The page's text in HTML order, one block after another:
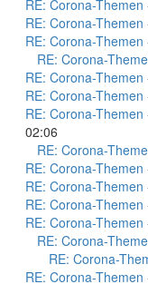
RE: Corona-Themen
RE: Corona-Themen
RE: Corona-Themen
RE: Corona-
RE: Corona-Themen
RE: Corona-Themen
RE: Corona-Themen
02:06
RE: Corona-
RE: Corona-Themen
RE: Corona-Themen
RE: Corona-Themen
RE: Corona-Themen
RE: Corona-
RE: Corona-
RE: Corona-Themen